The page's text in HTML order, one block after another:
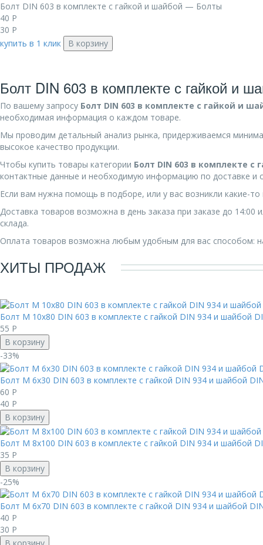
Болт DIN 603 в комплекте с гайкой и шайбой — Болты
40 Р
30 Р
купить в 1 клик
В корзину
Болт DIN 603 в комплекте с гайкой и
По вашему запросу Болт DIN 603 в комплекте с гайкой и
необходимая информация о каждом товаре.
Мы проводим детальный анализ рынка, придерживаемся
высокое качество продукции.
Чтобы купить товары категории Болт DIN 603 в комплекте с
контактные данные и необходимую информацию по доставке и
Если вам нужна помощь в подборе, или у вас возникли какие-
Доставка товаров возможна в день заказа при заказе до
склада.
Оплата товаров возможна любым удобным для вас способом:
ХИТЫ ПРОДАЖ
Болт М 10х80 DIN 603 в комплекте с гайкой DIN 934 и шайбой
55 Р
В корзину
-33%
Болт М 6х30 DIN 603 в комплекте с гайкой DIN 934 и шайбой
60 Р
40 Р
В корзину
Болт М 8х100 DIN 603 в комплекте с гайкой DIN 934 и шайбой
35 Р
В корзину
-25%
Болт М 6х70 DIN 603 в комплекте с гайкой DIN 934 и шайбой
40 Р
30 Р